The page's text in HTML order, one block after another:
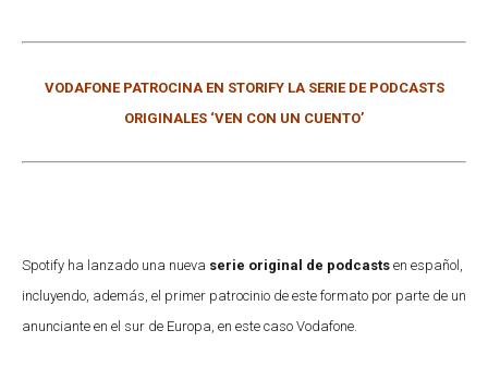
VODAFONE PATROCINA EN STORIFY LA SERIE DE PODCASTS
ORIGINALES ‘VEN CON UN CUENTO’
Spotify ha lanzado una nueva serie original de podcasts en español,
incluyendo, además, el primer patrocinio de este formato por parte de un
anunciante en el sur de Europa, en este caso Vodafone.